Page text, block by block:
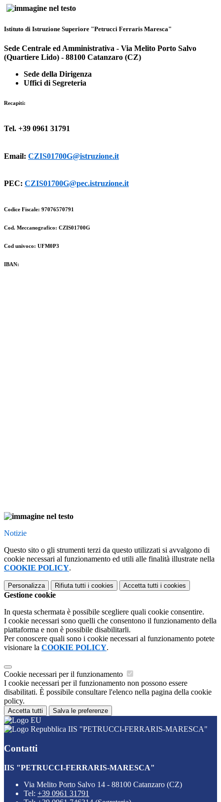
Istituto di Istruzione Superiore "Petrucci Ferraris Maresca"
Sede Centrale ed Amministrativa - Via Melito Porto Salvo
(Quartiere Lido) - 88100 Catanzaro (CZ)
Sede della Dirigenza
Uffici di Segreteria
Recapiti:
Tel. +39 0961 31791
Email: CZIS01700G@istruzione.it
PEC: CZIS01700G@pec.istruzione.it
Codice Fiscale: 97076570791
Cod. Meccanografico: CZIS01700G
Cod univoco: UFM0P3
IBAN:
Notizie
Questo sito o gli strumenti terzi da questo utilizzati si avvalgono di
cookie necessari al funzionamento ed utili alle finalità illustrate nella
COOKIE POLICY.
Personalizza Rifiuta tutti i cookies Accetta tutti i cookies
Gestione cookie
In questa schermata è possibile scegliere quali cookie consentire.
I cookie necessari sono quelli che consentono il funzionamento della
piattaforma e non è possibile disabilitarli.
Per conoscere quali sono i cookie necessari al funzionamento potete
visionare la COOKIE POLICY.
Cookie necessari per il funzionamento
I cookie necessari per il funzionamento non possono essere
disabilitati. È possibile consultare l'elenco nella pagina della cookie
policy.
Accetta tutti Salva le preferenze
IIS "PETRUCCI-FERRARIS-MARESCA"
Contatti
IIS "PETRUCCI-FERRARIS-MARESCA"
Via Melito Porto Salvo 14 - 88100 Catanzaro (CZ)
Tel: +39 0961 31791